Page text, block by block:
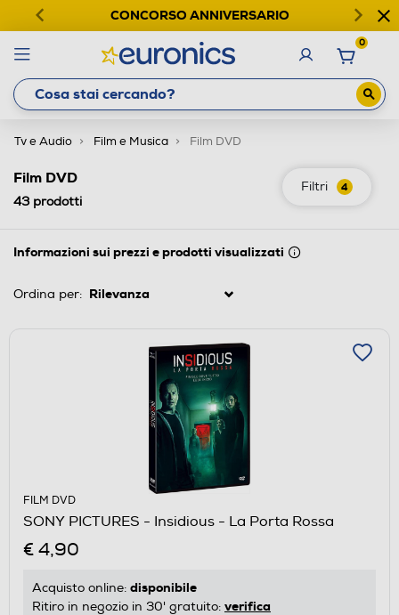
CONCORSO ANNIVERSARIO
0
Tv e Audio Film e Musica Film DVD
Filtri 4
Film DVD
43prodotti
Informazioni sui prezzi e prodotti visualizzati
Ordina per:
FILM DVD
SONY PICTURES - Insidious - La Porta Rossa
€ 4,90
Acquisto online: disponibile
Ritiro in negozio in 30' gratuito: verifica